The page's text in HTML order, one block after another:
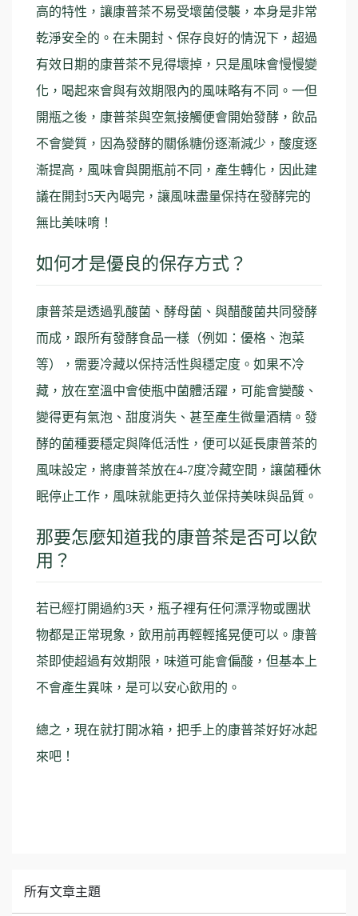
高的特性，讓康普茶不易受壞菌侵襲，本身是非常
乾淨安全的。在未開封、保存良好的情況下，超過
有效日期的康普茶不見得壞掉，只是風味會慢慢變
化，喝起來會與有效期限內的風味略有不同。一但
開瓶之後，康普茶與空氣接觸便會開始發酵，飲品
不會變質，因為發酵的關係糖份逐漸減少，酸度逐
漸提高，風味會與開瓶前不同，產生轉化，因此建
議在開封5天內喝完，讓風味盡量保持在發酵完的
無比美味唷！
如何才是優良的保存方式？
康普茶是透過乳酸菌、酵母菌、與醋酸菌共同發酵
而成，跟所有發酵食品一樣（例如：優格、泡菜
等），需要冷藏以保持活性與穩定度。如果不冷
藏，放在室溫中會使瓶中菌體活躍，可能會變酸、
變得更有氣泡、甜度消失、甚至產生微量酒精。發
酵的菌種要穩定與降低活性，便可以延長康普茶的
風味設定，將康普茶放在4-7度冷藏空間，讓菌種休
眠停止工作，風味就能更持久並保持美味與品質。
那要怎麼知道我的康普茶是否可以飲
用？
若已經打開過約3天，瓶子裡有任何漂浮物或團狀
物都是正常現象，飲用前再輕輕搖晃便可以。康普
茶即使超過有效期限，味道可能會偏酸，但基本上
不會產生異味，是可以安心飲用的。
總之，現在就打開冰箱，把手上的康普茶好好冰起
來吧！
所有文章主題